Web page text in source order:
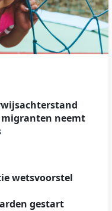
neemt
wetsvoorstel
gestart